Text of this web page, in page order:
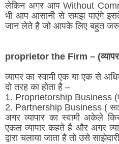
लेकिन अगर आप Without
भी आप आसानी से समझ पाएंगे
जान लेते है जो आपके लिए बहुत
proprietor the Firm – (व्यापर
व्यापर का स्वामी एक या एक से
दो तरह का होता है –
1. Proprietorship Business
2. Partnership Business (
अगर व्यापार का स्वामी अकेले
एकल व्यापार कहते है और अगर
द्वारा चलाया जाता है तो उसे